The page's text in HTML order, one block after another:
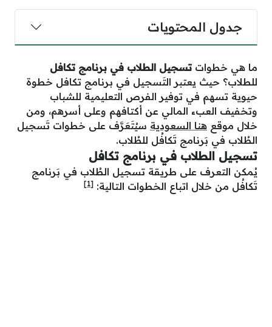
جدول المحتويات
ما هي خطواتتسجيل الطلاب في برنامج تكافل
للطلاب؟ حيث يعتبر التَسجيل في برنامج تكافل خطوة
حيوية تسهم في توفير الفرص التعليمية للشباب
وتخفيف العبء المالي عن أكتافهم وعلى أسرهم، ومن
خلال موقع هنا السعودية سيُتَعَرَّف على خطوات تَسجيل
الطُلاب في بَرنامج تَكافُل للطُلاب.
تسجيل الطلاب في برنامج تكافل
يُمكن التعرف على طريقة تسجيل الطُلاب في بَرنامج
تَكافُل من خلال اتباع الخطوات التالية: [1]